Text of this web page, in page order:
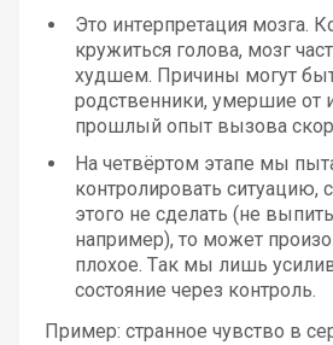
Это интерпретация мозга.
кружиться голова, мозг
худшем. Причины могут
родственники, умершие от
прошлый опыт вызова
На четвёртом этапе мы
контролировать ситуацию,
этого не сделать (не
например), то может
плохое. Так мы лишь
состояние через контроль.
Пример: странное чувство в